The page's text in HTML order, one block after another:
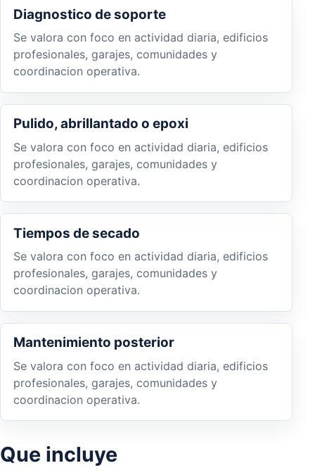
Diagnostico de soporte
Se valora con foco en actividad diaria, edificios
profesionales, garajes, comunidades y
coordinacion operativa.
Pulido, abrillantado o epoxi
Se valora con foco en actividad diaria, edificios
profesionales, garajes, comunidades y
coordinacion operativa.
Tiempos de secado
Se valora con foco en actividad diaria, edificios
profesionales, garajes, comunidades y
coordinacion operativa.
Mantenimiento posterior
Se valora con foco en actividad diaria, edificios
profesionales, garajes, comunidades y
coordinacion operativa.
Que incluye